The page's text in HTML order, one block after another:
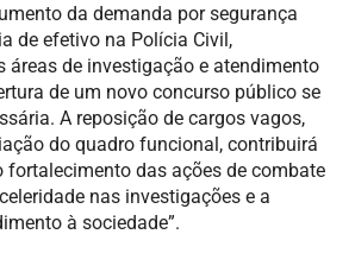
da demanda por segurança
de efetivo na Polícia Civil,
áreas de investigação e atendimento
de um novo concurso público se
A reposição de cargos vagos,
do quadro funcional, contribuirá
fortalecimento das ações de combate
nas investigações e a
à sociedade”.